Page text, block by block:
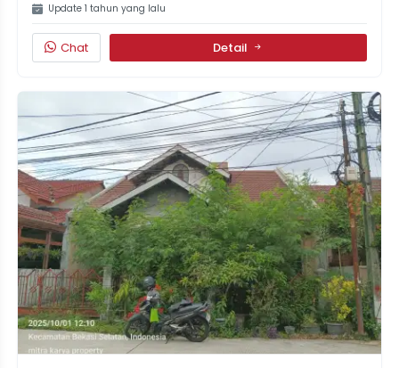
Update 1 tahun yang lalu
Chat Detail